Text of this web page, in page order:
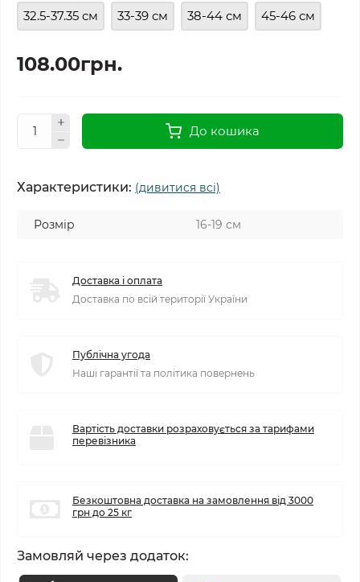
32.5-37.35 см 33-39 см 38-44 см 45-46 см
108.00грн.
До кошика
Характеристики: (дивитися всі)
Розмір 16-19 см
Доставка і оплата
Доставка по всій території України
Публічна угода
Наші гарантії та політика повернень
Вартість доставки розраховується за тарифами
перевізника
Безкоштовна доставка на замовлення від 3000
грн до 25 кг
Замовляй через додаток: